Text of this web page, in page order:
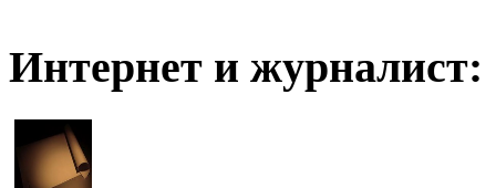
Интернет и журналист: